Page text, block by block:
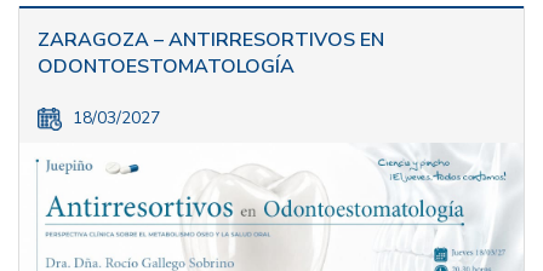
ZARAGOZA – ANTIRRESORTIVOS EN
ODONTOESTOMATOLOGÍA
18/03/2027